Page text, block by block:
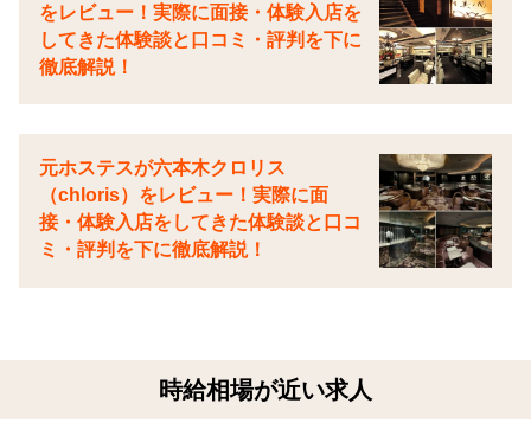
をレビュー！実際に面接・体験入店を
してきた体験談と口コミ・評判を下に
徹底解説！
元ホステスが六本木クロリス
（chloris）をレビュー！実際に面
接・体験入店をしてきた体験談と口コ
ミ・評判を下に徹底解説！
時給相場が近い求人